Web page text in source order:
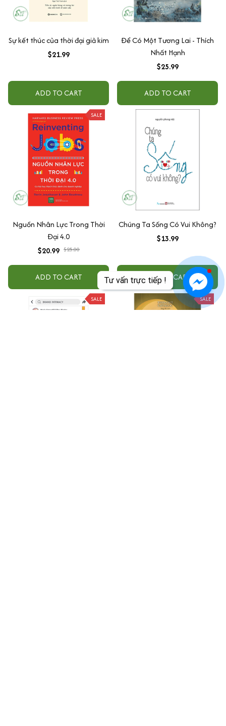
Tư vấn trực tiếp !
Sự kết thúc của thời đại giả kim
$21.99
ADD TO CART
Để Có Một Tương Lai - Thích
Nhất Hạnh
$25.99
ADD TO CART
SALE
Nguồn Nhân Lực Trong Thời
Đại 4.0
$20.99 $25.00
ADD TO CART
Chúng Ta Sống Có Vui Không?
$13.99
ADD TO CART
SALE SALE